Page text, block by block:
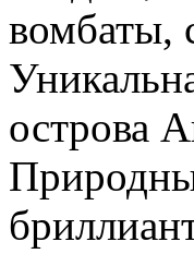
вомбаты,
острова